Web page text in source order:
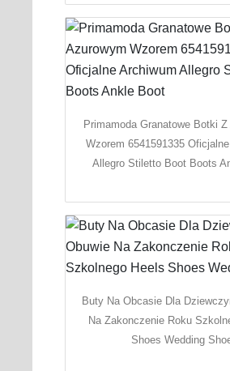
Primamoda Granatowe Botki
Wzorem 6541591335
Allegro Stiletto Boot Boots
Buty Na Obcasie Dla
Na Zakonczenie Roku
Shoes Wedding